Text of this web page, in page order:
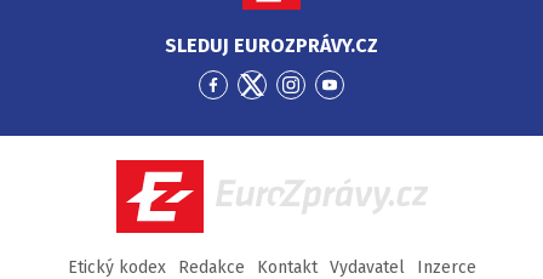
SLEDUJ EUROZPRÁVY.CZ
Přejít
Facebook
Přejít
Twitter
Přejít
Instagram
Přejít
YouTube
EuroZprávy.cz
Etický kodex Redakce Kontakt Vydavatel
Inzerce